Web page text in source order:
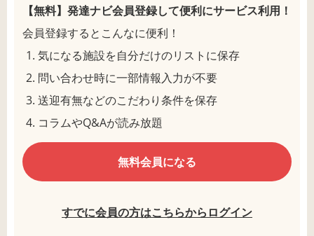
【無料】発達ナビ会員登録して便利にサービス利用！
会員登録するとこんなに便利！
気になる施設を自分だけのリストに保存
問い合わせ時に一部情報入力が不要
送迎有無などのこだわり条件を保存
コラムやQ&Aが読み放題
無料会員になる
すでに会員の方はこちらからログイン